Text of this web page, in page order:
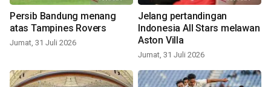
Persib Bandung menang
atas Tampines Rovers
Jumat, 31 Juli 2026
Jelang pertandingan
Indonesia All Stars melawan
Aston Villa
Jumat, 31 Juli 2026